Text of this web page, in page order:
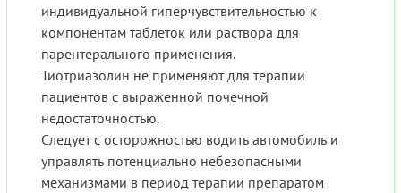
индивидуальной гиперчувствительностью к
компонентам таблеток или раствора для
парентерального применения.
Тиотриазолин не применяют для терапии
пациентов с выраженной почечной
недостаточностью.
Следует с осторожностью водить автомобиль и
управлять потенциально небезопасными
механизмами в период терапии препаратом